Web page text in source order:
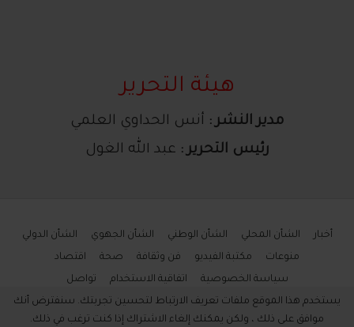
هيئة التحرير
مدير النشر : أنس الحداوي العلمي
رئيس التحرير : عبد الله الغول
أخبار الشأن المحلي الشأن الوطني الشأن الجهوي
الشأن الدولي
منوعات
مكتبة الفيديو فن وثقافة صحة
اقتصاد
سياسة الخصوصية
اتفاقية الاستخدام تواصل
2021/2018 © جميع الحقوق محفوظة - 365يوم
يستخدم هذا الموقع ملفات تعريف الارتباط لتحسين تجربتك. سنفترض أنك
موافق على ذلك ، ولكن يمكنك إلغاء الاشتراك إذا كنت ترغب في ذلك.